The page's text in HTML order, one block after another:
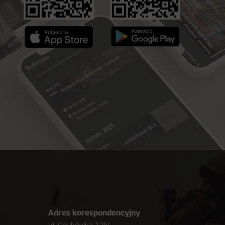
Adres korespondencyjny